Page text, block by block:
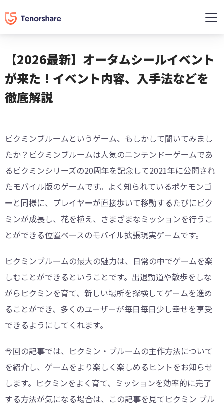
【2026最新】オータムシールイベント
が来た！イベント内容、入手法などを
徹底解説
ピクミンブルームというゲーム、もしかして聞いてみまし
たか？ピクミンブルームは人気のニンテンドーゲームであ
るピクミンシリーズの20周年を記念して2021年に公開され
たモバイル版のゲームです。よく知られているポケモンゴ
ーと同様に、プレイヤーが直接歩いて移動するたびにピク
ミンが成長し、花を植え、さまざまなミッションを行うこ
とができる位置ベースのモバイル拡張現実ゲームです。
ピクミンブルームの最大の魅力は、日常の中でゲームを楽
しむことができるということです。出退勤道や散歩をしな
がらピクミンを育て、新しい場所を探検してゲームを進め
ることができ、多くのユーザーが毎日毎日少し幸せを享受
できるようにしてくれます。
今回の記事では、ピクミン・ブルームの主作方法について
を紹介し、ゲームをより楽しく楽しめるヒントをお知らせ
します。ピクミンをよく育て、ミッションを効率的に完了
する方法が気になる場合は、この記事を見てピクミン ブル